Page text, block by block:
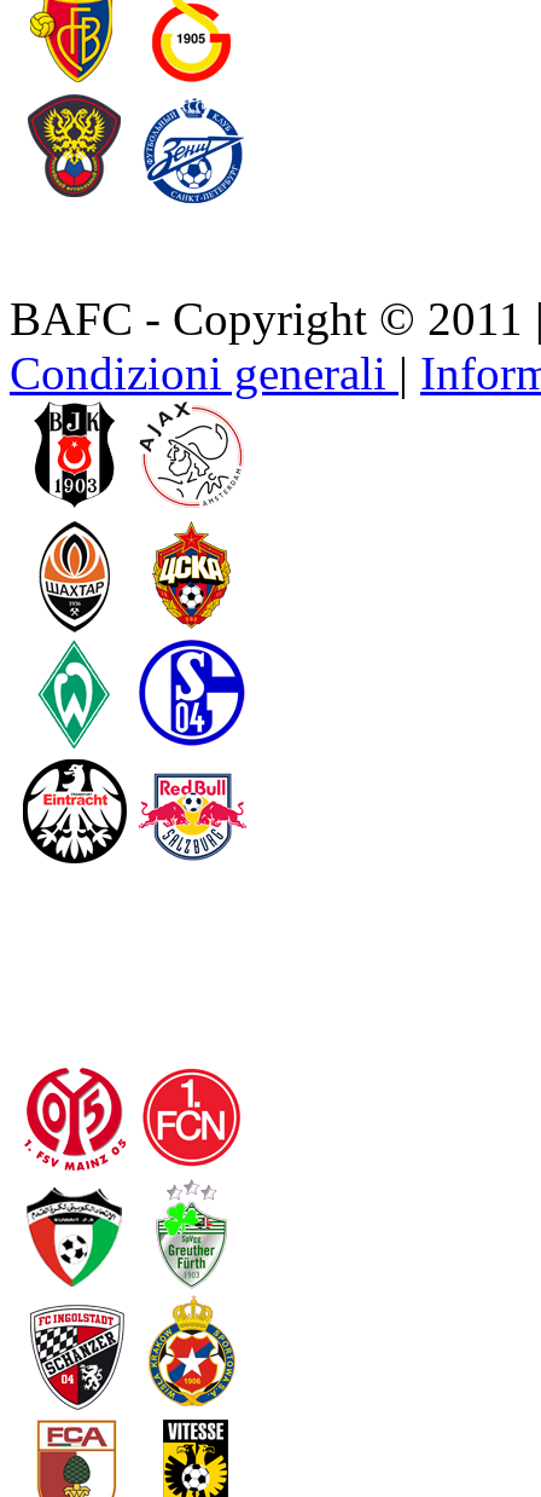
BAFC - Copyright © 2011
Condizioni generali |